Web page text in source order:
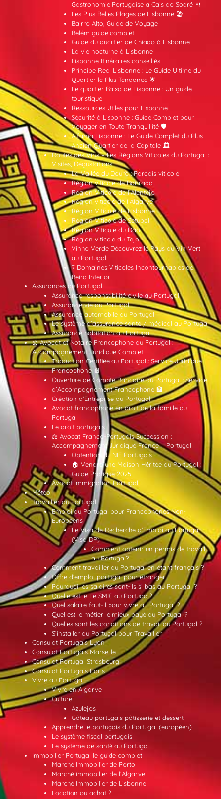
Gastronomie Portugaise à Cais do Sodré 🍴
Les Plus Belles Plages de Lisbonne 🏖️
Bairro Alto, Guide de Voyage
Belém guide complet
Guide du quartier de Chiado à Lisbonne
La vie nocturne à Lisbonne
Lisbonne Itinéraires conseillés
Príncipe Real Lisbonne : Le Guide Ultime du
Quartier le Plus Tendance 🌟
Le quartier Baixa de Lisbonne : Un guide
touristique
Ressources Utiles pour Lisbonne
Sécurité à Lisbonne : Guide Complet pour
Voyager en Toute Tranquillité 🛡️
Alfama Lisbonne : Le Guide Complet du Plus
Ancien Quartier de la Capitale 🏛️
Routes des Vins – Les Régions Viticoles du Portugal :
Visites, Dégustations
La Vallée du Douro : Paradis viticole
Région viticole de Bairrada
Région Viticole de l’Alentejo
Région viticole de l’Algarve
Région Viticole de Lisbonne
Région Viticole de Setúbal
Région Viticole du Dão
Région viticole du Tejo
Vinho Verde Découvrez le Pays du Vin Vert
au Portugal
7 Domaines Viticoles Incontournables de
Beira Interior
Assurances au Portugal
Assurance responsabilité civile au Portugal
Assurance vie au Portugal
Assurance automobile au Portugal
Le système d’assurance santé / médical au Portugal
Assurance habitation au Portugal
⚖️ Avocat et Notaire Francophone au Portugal :
Accompagnement Juridique Complet
Traduction Certifiée au Portugal : Service Juridique
Francophone 📄
Ouverture de Compte Bancaire au Portugal : Service
d’Accompagnement Francophone 🏦
Création d’Entreprise au Portugal
Avocat francophone en droit de la famille au
Portugal
Le droit portugais
⚖️ Avocat Franco-Portugais Succession :
Accompagnement Juridique France – Portugal
Obtention du NIF Portugais
🏠 Vendre une Maison Héritée au Portugal :
Guide Pratique 2025
Avocat immigration Portugal
Météo
Travailler au Portugal
Emploi au Portugal pour Francophones Non-
Européens
Le Visa de Recherche d’Emploi au Portugal
(Visa DP)
Comment obtenir un permis de travail
au Portugal?
Comment travailler au Portugal en étant français ?
Offre d’emploi portugal pour etranger
Pourquoi les salaires sont-ils si bas au Portugal ?
Quelle est le Le SMIC au Portugal?
Quel salaire faut-il pour vivre au Portugal ?
Quel est le métier le mieux payé au Portugal ?
Quelles sont les conditions de travail au Portugal ?
S’installer au Portugal pour Travailler
Consulat Portugais Lyon
Consulat Portugais Marseille
Consulat Portugal Strasbourg
Consulat Portugais Paris
Vivre au Portugal
Vivre en Algarve
Culture
Azulejos
Gâteau portugais pâtisserie et dessert
Apprendre le portugais du Portugal (européen)
Le système fiscal portugais
Le système de santé au Portugal
Immobilier Portugal le guide complet
Marché Immobilier de Porto
Marché immobilier de l’Algarve
Marché Immobilier de Lisbonne
Location ou achat ?